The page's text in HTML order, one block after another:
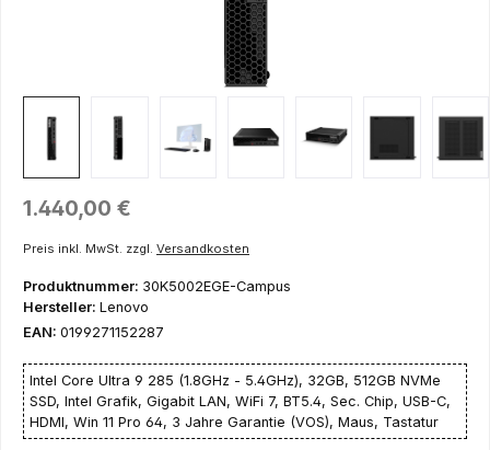
Regulärer Preis:
1.440,00 €
Preis inkl. MwSt. zzgl. Versandkosten
Produktnummer: 30K5002EGE-Campus
Hersteller: Lenovo
EAN: 0199271152287
Intel Core Ultra 9 285 (1.8GHz - 5.4GHz), 32GB, 512GB NVMe
SSD, Intel Grafik, Gigabit LAN, WiFi 7, BT5.4, Sec. Chip, USB-C,
HDMI, Win 11 Pro 64, 3 Jahre Garantie (VOS), Maus, Tastatur